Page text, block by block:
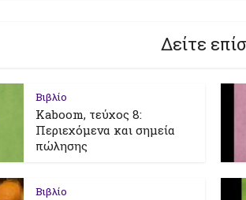
Δείτε
Βιβλίο
Kaboom, τεύχος 8:
Περιεχόμενα και σημεία
πώλησης
Βιβλίο